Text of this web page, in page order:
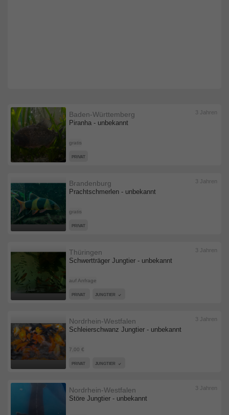
Piranha - unbekannt
Baden-Württemberg
gratis
3 Jahren
PRIVAT
Prachtschmerlen - unbekannt
Brandenburg
gratis
3 Jahren
PRIVAT
Schwertträger Jungtier - unbekannt
Thüringen
auf Anfrage
3 Jahren
PRIVAT JUNGTIER
Schleierschwanz Jungtier - unbekannt
Nordrhein-Westfalen
7,00 €
3 Jahren
PRIVAT JUNGTIER
Störe Jungtier - unbekannt
Nordrhein-Westfalen 3 Jahren